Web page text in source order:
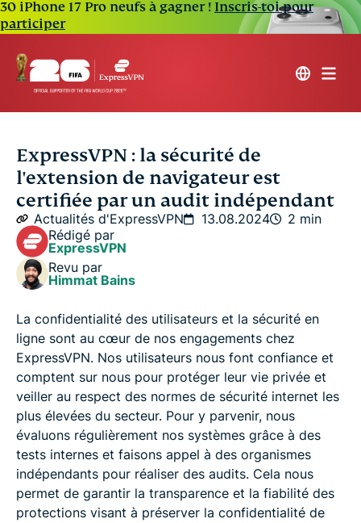
30 iPhone 17 Pro neufs à gagner ! Inscris-toi pour
participer
ExpressVPN : la sécurité de
l'extension de navigateur est
certifiée par un audit indépendant
Actualités d'ExpressVPN 13.08.2024
2 min
Rédigé par
ExpressVPN
Revu par
Himmat Bains
La confidentialité des utilisateurs et la sécurité en
ligne sont au cœur de nos engagements chez
ExpressVPN. Nos utilisateurs nous font confiance et
comptent sur nous pour protéger leur vie privée et
veiller au respect des normes de sécurité internet les
plus élevées du secteur. Pour y parvenir, nous
évaluons régulièrement nos systèmes grâce à des
tests internes et faisons appel à des organismes
indépendants pour réaliser des audits. Cela nous
permet de garantir la transparence et la fiabilité des
protections visant à préserver la confidentialité de